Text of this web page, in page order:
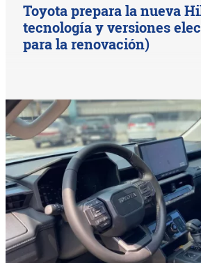
Toyota prepara la nueva
tecnología y versiones
para la renovación)